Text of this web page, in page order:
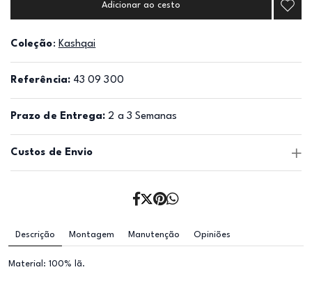
Adicionar ao cesto
Coleção: Kashqai
Referência: 43 09 300
Prazo de Entrega: 2 a 3 Semanas
Custos de Envio
Descrição Montagem Manutenção Opiniões
Material: 100% lã.